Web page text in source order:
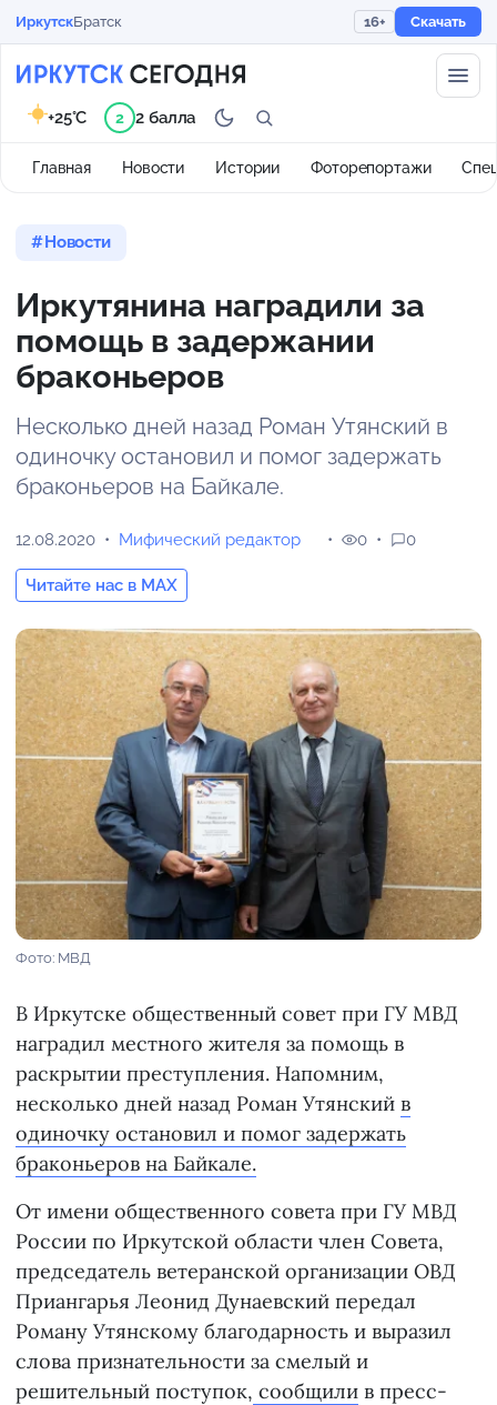
ИркутскБратск 16+ Скачать
Главная Новости Истории Фоторепортажи
+25°C 2 2 балла
Новости
Иркутянина наградили за
помощь в задержании
браконьеров
Несколько дней назад Роман Утянский в
одиночку остановил и помог задержать
браконьеров на Байкале.
12.08.2020 Мифический редактор
Читайте нас в MAX
0 0
Фото: МВД
В Иркутске общественный совет при ГУ МВД
наградил местного жителя за помощь в
раскрытии преступления. Напомним,
несколько дней назад Роман Утянский в
одиночку остановил и помог задержать
браконьеров на Байкале.
От имени общественного совета при ГУ МВД
России по Иркутской области член Совета,
председатель ветеранской организации ОВД
Приангарья Леонид Дунаевский передал
Роману Утянскому благодарность и выразил
слова признательности за смелый и
решительный поступок, сообщили в пресс-